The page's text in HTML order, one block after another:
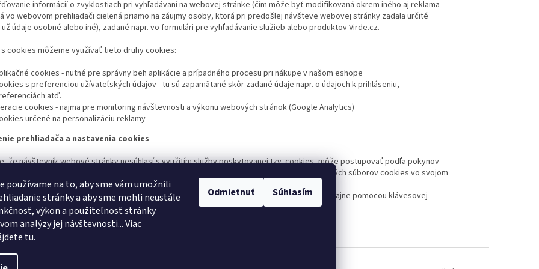
používame na to, aby sme vám umožnili
stránky a aby sme mohli neustále
výkon a použiteľnosť stránky
analýzy jej návštevnosti... Viac
tu.
Odmietnuť Súhlasím
informácií o zvyklostiach pri vyhľadávaní na webovej stránke (čím môže byť modifikovaná okrem iného aj reklama
vo webovom prehliadači cielená priamo na záujmy osoby, ktorá pri predošlej návšteve webovej stránky zadala určité
údaje osobné alebo iné), zadané napr. vo formulári pre vyhľadávanie služieb alebo produktov Virde.cz.
cookies môžeme využívať tieto druhy cookies:
cookies - nutné pre správny beh aplikácie a prípadného procesu pri nákupe v našom eshope
s preferenciou užívateľských údajov - tu sú zapamätané skôr zadané údaje napr. o údajoch k prihláseniu,
atď.
cookies - najmä pre monitoring návštevnosti a výkonu webových stránok (Google Analytics)
určené na personalizáciu reklamy
prehliadača a nastavenia cookies
že návštevník webové stránky nesúhlasí s využitím služby poskytovanej tzv. cookies, môže postupovať podľa pokynov
v záložke pomocníka svojho internetového prehliadača a deaktivovať tak ukladanie všetkých súborov cookies vo svojom
deaktivácie ukladania cookies je možné tieto súbory manuálne zmazať z počítača (zvyčajne pomocou klávesovej
+ Shift + Delete) po každej návšteve webovej stránky.
na výhody, ktoré umožňujú tieto cookies však odporúčame ich využívanie.